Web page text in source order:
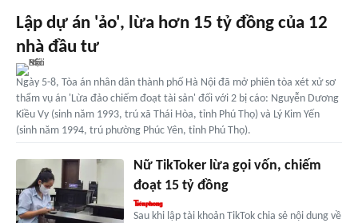
Lập dự án 'ảo', lừa hơn 15 tỷ đồng của 12
nhà đầu tư
Ngày 5-8, Tòa án nhân dân thành phố Hà Nội đã mở phiên tòa xét xử sơ
thẩm vụ án 'Lừa đảo chiếm đoạt tài sản' đối với 2 bị cáo: Nguyễn Dương
Kiều Vy (sinh năm 1993, trú xã Thái Hòa, tỉnh Phú Thọ) và Lý Kim Yến
(sinh năm 1994, trú phường Phúc Yên, tỉnh Phú Thọ).
Nữ TikToker lừa gọi vốn, chiếm
đoạt 15 tỷ đồng
Sau khi lập tài khoản TikTok chia sẻ nội dung về